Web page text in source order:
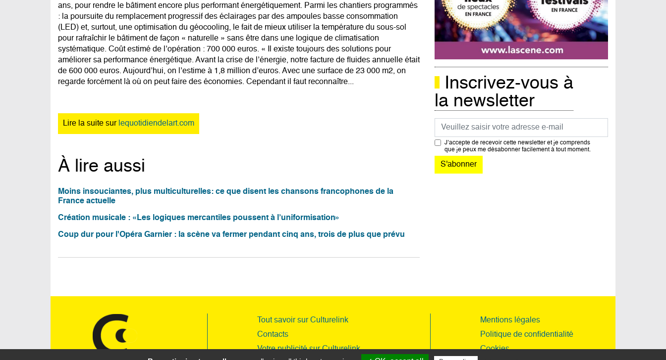
ans, pour rendre le bâtiment encore plus performant énergétiquement. Parmi les chantiers programmés
: la poursuite du remplacement progressif des éclairages par des ampoules basse consommation
(LED) et, surtout, une optimisation du géocooling, le fait de mieux utiliser la température du sous-sol
pour rafraîchir le bâtiment de façon « naturelle » sans être dans une logique de climatisation
systématique. Coût estimé de l’opération : 700 000 euros. « Il existe toujours des solutions pour
améliorer sa performance énergétique. Avant la crise de l’énergie, notre facture de fluides annuelle était
de 600 000 euros. Aujourd’hui, on l’estime à 1,8 million d’euros. Avec une surface de 23 000 m2, on
regarde forcément là où on peut faire des économies. Cependant il faut reconnaître...
Lire la suite sur lequotidiendelart.com
À lire aussi
Moins insouciantes, plus multiculturelles: ce que disent les chansons francophones de la
France actuelle
Création musicale : «Les logiques mercantiles poussent à l’uniformisation»
Coup dur pour l'Opéra Garnier : la scène va fermer pendant cinq ans, trois de plus que prévu
Inscrivez-vous à
la newsletter
Courriel
J’accepte de recevoir cette newsletter et je comprends
que je peux me désabonner facilement à tout moment.
Tout savoir sur Culturelink
Contacts
Votre publicité sur Culturelink
Mentions légales
Politique de confidentialité
Cookies